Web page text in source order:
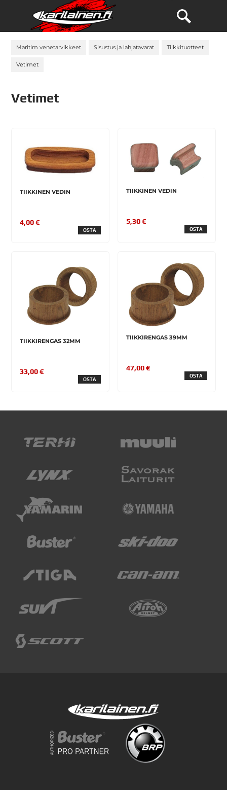
Maritim venetarvikkeet Sisustus ja lahjatavarat Tiikkituotteet
Vetimet
Vetimet
TIIKKINEN VEDIN
4,00 €
OSTA
TIIKKINEN VEDIN
5,30 €
OSTA
TIIKKIRENGAS 32MM
33,00 €
OSTA
TIIKKIRENGAS 39MM
47,00 €
OSTA